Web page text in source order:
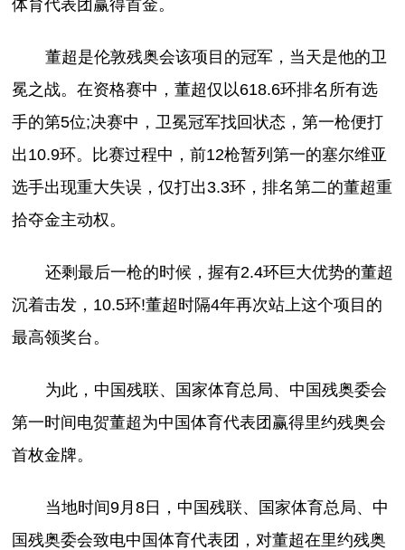
体育代表团赢得首金。
董超是伦敦残奥会该项目的冠军，当天是他的卫
冕之战。在资格赛中，董超仅以618.6环排名所有选
手的第5位;决赛中，卫冕冠军找回状态，第一枪便打
出10.9环。比赛过程中，前12枪暂列第一的塞尔维亚
选手出现重大失误，仅打出3.3环，排名第二的董超重
拾夺金主动权。
还剩最后一枪的时候，握有2.4环巨大优势的董超
沉着击发，10.5环!董超时隔4年再次站上这个项目的
最高领奖台。
为此，中国残联、国家体育总局、中国残奥委会
第一时间电贺董超为中国体育代表团赢得里约残奥会
首枚金牌。
当地时间9月8日，中国残联、国家体育总局、中
国残奥委会致电中国体育代表团，对董超在里约残奥